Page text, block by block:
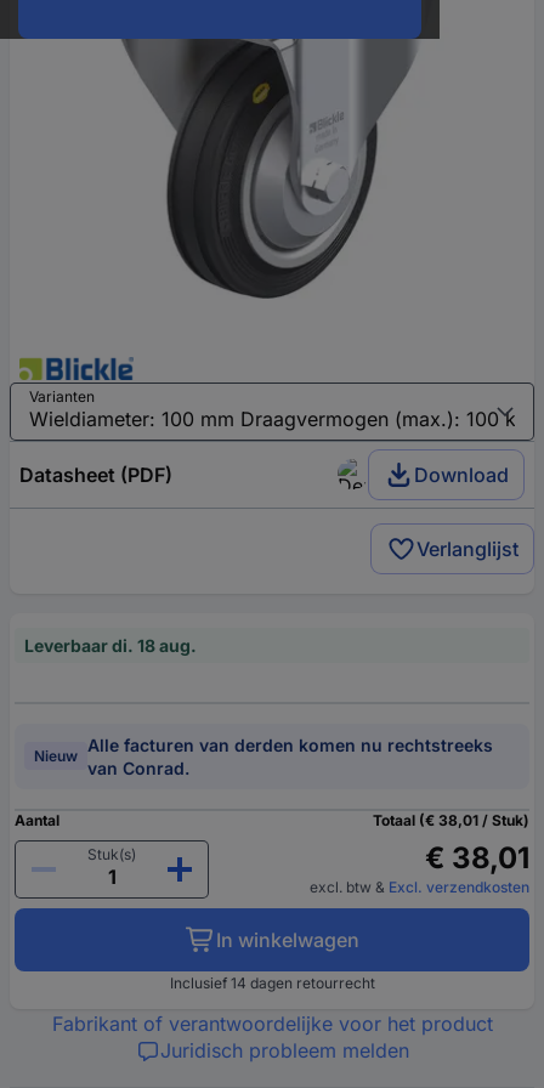
Varianten
Datasheet (PDF) Download
Verlanglijst
Leverbaar di. 18 aug.
Nieuw
Alle facturen van derden komen nu rechtstreeks
van Conrad.
Aantal
Stuk(s)
Totaal (€ 38,01 / Stuk)
€ 38,01
excl. btw & Excl. verzendkosten
In winkelwagen
Inclusief 14 dagen retourrecht
Fabrikant of verantwoordelijke voor het product
Juridisch probleem melden